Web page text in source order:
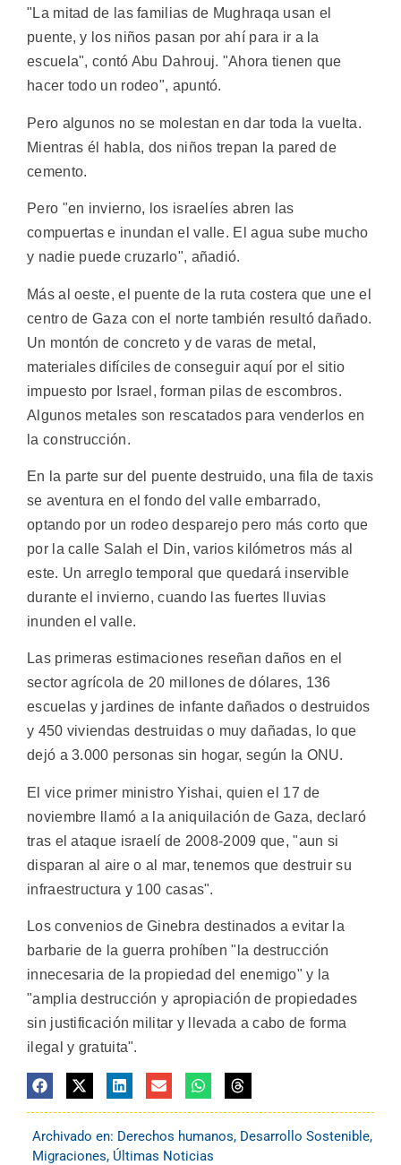
"La mitad de las familias de Mughraqa usan el
puente, y los niños pasan por ahí para ir a la
escuela", contó Abu Dahrouj. "Ahora tienen que
hacer todo un rodeo", apuntó.
Pero algunos no se molestan en dar toda la vuelta.
Mientras él habla, dos niños trepan la pared de
cemento.
Pero "en invierno, los israelíes abren las
compuertas e inundan el valle. El agua sube mucho
y nadie puede cruzarlo", añadió.
Más al oeste, el puente de la ruta costera que une el
centro de Gaza con el norte también resultó dañado.
Un montón de concreto y de varas de metal,
materiales difíciles de conseguir aquí por el sitio
impuesto por Israel, forman pilas de escombros.
Algunos metales son rescatados para venderlos en
la construcción.
En la parte sur del puente destruido, una fila de taxis
se aventura en el fondo del valle embarrado,
optando por un rodeo desparejo pero más corto que
por la calle Salah el Din, varios kilómetros más al
este. Un arreglo temporal que quedará inservible
durante el invierno, cuando las fuertes lluvias
inunden el valle.
Las primeras estimaciones reseñan daños en el
sector agrícola de 20 millones de dólares, 136
escuelas y jardines de infante dañados o destruidos
y 450 viviendas destruidas o muy dañadas, lo que
dejó a 3.000 personas sin hogar, según la ONU.
El vice primer ministro Yishai, quien el 17 de
noviembre llamó a la aniquilación de Gaza, declaró
tras el ataque israelí de 2008-2009 que, "aun si
disparan al aire o al mar, tenemos que destruir su
infraestructura y 100 casas".
Los convenios de Ginebra destinados a evitar la
barbarie de la guerra prohíben "la destrucción
innecesaria de la propiedad del enemigo" y la
"amplia destrucción y apropiación de propiedades
sin justificación militar y llevada a cabo de forma
ilegal y gratuita".
Archivado en: Derechos humanos, Desarrollo Sostenible,
Migraciones, Últimas Noticias